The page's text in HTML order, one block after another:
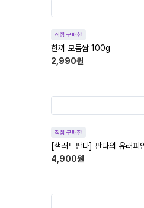
직접 구매한
한끼 모둠쌈 100g
2,990원
직접 구매한
[샐러드판다] 판다의 유러피
4,900원